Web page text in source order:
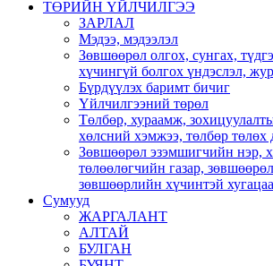
ТӨРИЙН ҮЙЛЧИЛГЭЭ
ЗАРЛАЛ
Мэдээ, мэдээлэл
Зөвшөөрөл олгох, сунгах,
хүчингүй болгох үндэслэл,
Бүрдүүлэх баримт бичиг
Үйлчилгээний төрөл
Төлбөр, хураамж,
хөлсний хэмжээ, төлбөр төлөх
Зөвшөөрөл эзэмшигчийн нэр,
төлөөлөгчийн газар,
зөвшөөрлийн хүчинтэй хугацаа
Сумууд
ЖАРГАЛАНТ
АЛТАЙ
БУЛГАН